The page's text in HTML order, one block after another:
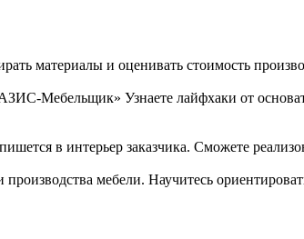
материалы и оценивать стоимость
Мебельщик» Узнаете лайфхаки от
в интерьер заказчика. Сможете
мебели. Научитесь